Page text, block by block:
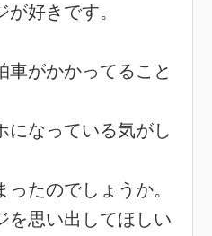
好きです。
車がかかってること
になっている気がし
たのでしょうか。
を思い出してほしい